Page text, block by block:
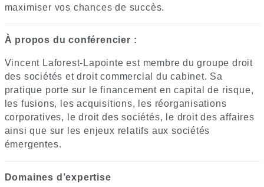
maximiser vos chances de succès.
À propos du conférencier :
Vincent Laforest-Lapointe est membre du groupe droit
des sociétés et droit commercial du cabinet. Sa
pratique porte sur le financement en capital de risque,
les fusions, les acquisitions, les réorganisations
corporatives, le droit des sociétés, le droit des affaires
ainsi que sur les enjeux relatifs aux sociétés
émergentes.
Domaines d’expertise